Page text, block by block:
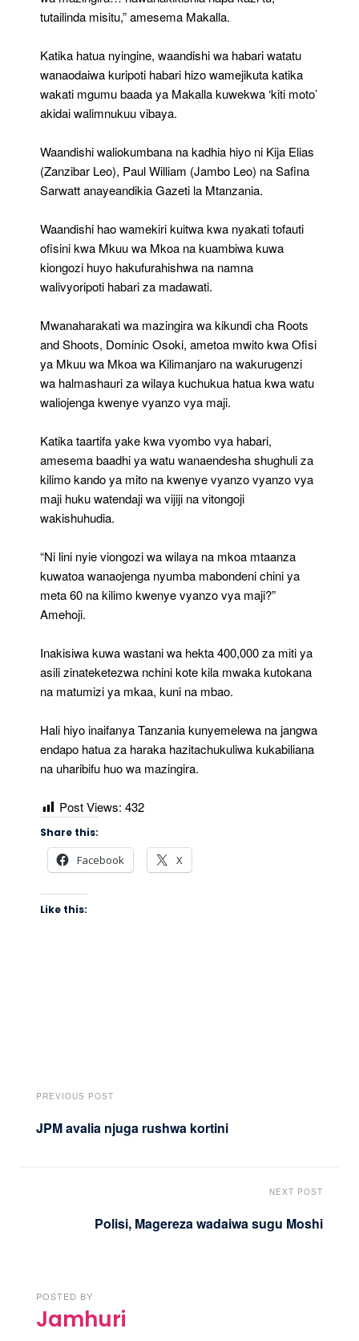
tutailinda misitu,” amesema Makalla.
Katika hatua nyingine, waandishi wa habari watatu
wanaodaiwa kuripoti habari hizo wamejikuta katika
wakati mgumu baada ya Makalla kuwekwa ‘kiti moto’
akidai walimnukuu vibaya.
Waandishi waliokumbana na kadhia hiyo ni Kija Elias
(Zanzibar Leo), Paul William (Jambo Leo) na Safina
Sarwatt anayeandikia Gazeti la Mtanzania.
Waandishi hao wamekiri kuitwa kwa nyakati tofauti
ofisini kwa Mkuu wa Mkoa na kuambiwa kuwa
kiongozi huyo hakufurahishwa na namna
walivyoripoti habari za madawati.
Mwanaharakati wa mazingira wa kikundi cha Roots
and Shoots, Dominic Osoki, ametoa mwito kwa Ofisi
ya Mkuu wa Mkoa wa Kilimanjaro na wakurugenzi
wa halmashauri za wilaya kuchukua hatua kwa watu
waliojenga kwenye vyanzo vya maji.
Katika taartifa yake kwa vyombo vya habari,
amesema baadhi ya watu wanaendesha shughuli za
kilimo kando ya mito na kwenye vyanzo vyanzo vya
maji huku watendaji wa vijiji na vitongoji
wakishuhudia.
“Ni lini nyie viongozi wa wilaya na mkoa mtaanza
kuwatoa wanaojenga nyumba mabondeni chini ya
meta 60 na kilimo kwenye vyanzo vya maji?”
Amehoji.
Inakisiwa kuwa wastani wa hekta 400,000 za miti ya
asili zinateketezwa nchini kote kila mwaka kutokana
na matumizi ya mkaa, kuni na mbao.
Hali hiyo inaifanya Tanzania kunyemelewa na jangwa
endapo hatua za haraka hazitachukuliwa kukabiliana
na uharibifu huo wa mazingira.
Post Views: 432
Share this:
Facebook X
Like this:
PREVIOUS POST
JPM avalia njuga rushwa kortini
NEXT POST
Polisi, Magereza wadaiwa sugu Moshi
POSTED BY
Jamhuri